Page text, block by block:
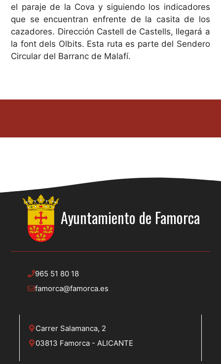
el paraje de la Cova y siguiendo los indicadores
que se encuentran enfrente de la casita de los
cazadores. Dirección Castell de Castells, llegará a
la font dels Olbits. Esta ruta es parte del Sendero
Circular del Barranc de Malafí.
Ayuntamiento de Famorca
965 51 80 18
famorca@famorca.es
Carrer Salamanca, 2
03813 Famorca - ALICANTE